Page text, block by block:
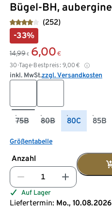
Bügel-BH, aubergine
(252)
-33%
14,99 € 6,00 €
30-Tage-Bestpreis: 9,00 €
inkl. MwSt.zzgl. Versandkosten
75B 80B 80C 85B
Größentabelle
Anzahl
Auf Lager
Liefertermin: Mo.,